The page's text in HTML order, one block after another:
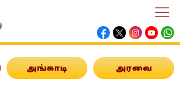
அங்காடி அரவை